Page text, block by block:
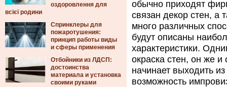
оздоровлення для
всієї родини
Спринклеры для
пожаротушения:
принцип работы виды
и сферы применения
Отбойники из ЛДСП:
достоинства
материала и установка
своими руками
обычно приходят
связан декор стен, а
много различных
будут описаны
характеристики.
окраска стен, он же
начинает выходить
возможность